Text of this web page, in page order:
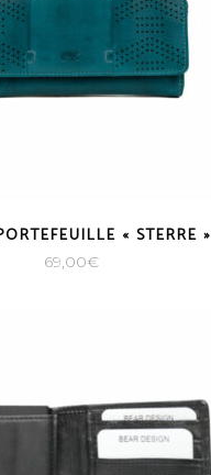
« STERRE »
69,00€